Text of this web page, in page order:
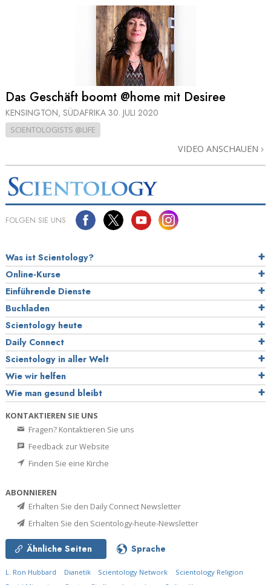
Das Geschäft boomt @home mit Desiree
KENSINGTON, SÜDAFRIKA 30. JULI 2020
SCIENTOLOGISTS @LIFE
VIDEO ANSCHAUEN
FOLGEN SIE UNS
Was ist Scientology?
Online-Kurse
Einführende Dienste
Buchladen
Scientology heute
Daily Connect
Scientology in aller Welt
Wie wir helfen
Wie man gesund bleibt
KONTAKTIEREN SIE UNS
Fragen? Kontaktieren Sie uns
Feedback zur Website
Finden Sie eine Kirche
ABONNIEREN
Erhalten Sie den Daily Connect Newsletter
Erhalten Sie den Scientology-heute-Newsletter
Ähnliche Seiten Sprache
L. Ron Hubbard Dianetik Scientology Network
Scientology Religion